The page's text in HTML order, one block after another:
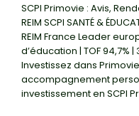
SCPI Primovie : Avis,
REIM SCPI SANTÉ &
REIM France Leader
d’éducation | TOF 94,7%
Investissez dans
accompagnement
investissement en SCPI